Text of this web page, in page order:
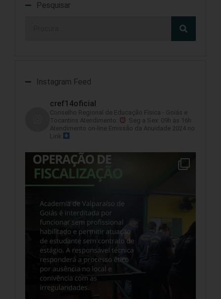
Pesquisar
Instagram Feed
cref14oficial
Conselho Regional de Educação Física - Goiás e
Tocantins Atendimento:
Seg a Sex: 09h às 16h
Atendimento on-line Emissão da Anuidade 2024 no
Link